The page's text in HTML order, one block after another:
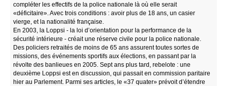
compléter les effectifs de la police nationale là où elle serait
«déficitaire». Avec trois conditions : avoir plus de 18 ans, un casier
vierge, et la nationalité française.
En 2003, la Loppsi - la loi d’orientation pour la performance de la
sécurité intérieure - créait une réserve civile pour la police nationale.
Des policiers retraités de moins de 65 ans assurent toutes sortes de
missions, des événements sportifs aux élections, en passant par la
révolte des banlieues en 2005. Sept ans plus tard, rebelote : une
deuxième Loppsi est en discussion, qui passait en commission paritaire
hier au Parlement. Parmi ses articles, le «37 quater» prévoit d’étendre